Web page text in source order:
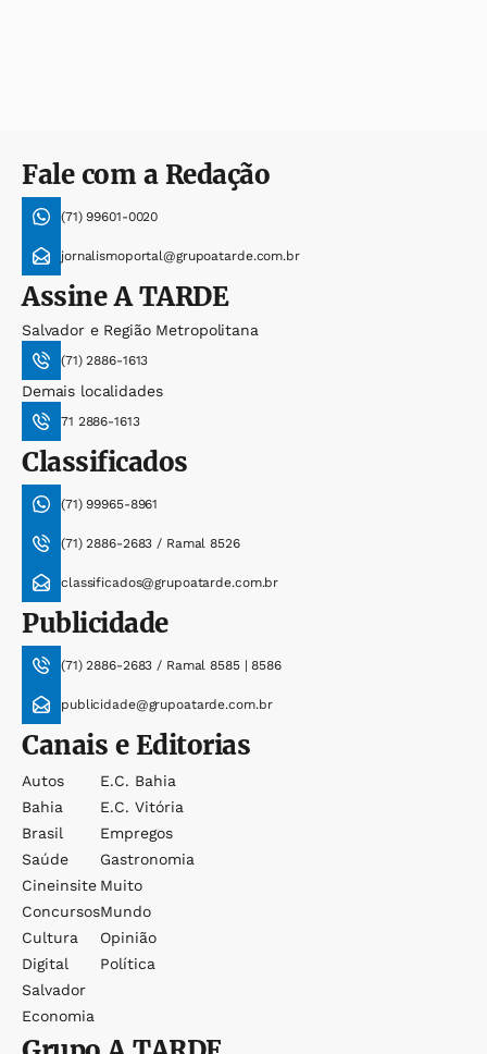
Fale com a Redação
(71) 99601-0020
jornalismoportal@grupoatarde.com.br
AssineA TARDE
Salvador e Região Metropolitana
(71) 2886-1613
Demais localidades
71 2886-1613
Classificados
(71) 99965-8961
(71) 2886-2683 / Ramal 8526
classificados@grupoatarde.com.br
Publicidade
(71) 2886-2683 / Ramal 8585 | 8586
publicidade@grupoatarde.com.br
Canais e Editorias
Autos
Bahia
Brasil
Saúde
Cineinsite
Concursos
Cultura
Digital
Salvador
Economia
E.c. Bahia
E.c. Vitória
Empregos
Gastronomia
Muito
Mundo
Opinião
Política